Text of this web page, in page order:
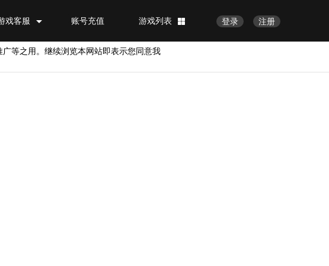
注册
登录
游戏列表
账号充值
戏客服
广等之用。继续浏览本网站即表示您同意我